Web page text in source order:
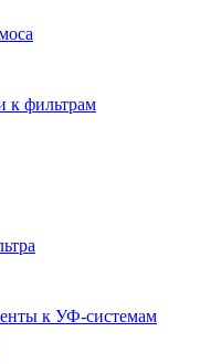
к фильтрам
к УФ-системам